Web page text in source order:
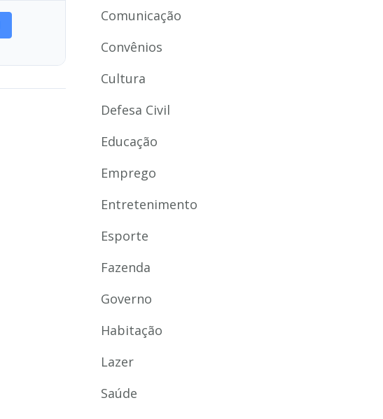
Comunicação
Convênios
Cultura
Defesa Civil
Educação
Emprego
Entretenimento
Esporte
Fazenda
Governo
Habitação
Lazer
Saúde